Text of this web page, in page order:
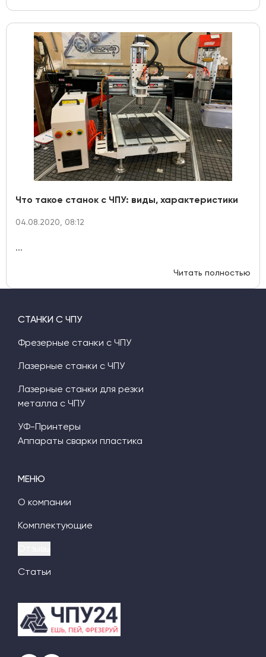
Что такое станок с ЧПУ: виды, характеристики
04.08.2020, 08:12
...
Читать полностью
МЕНЮ
О компании
Комплектующие
Статьи
СТАНКИ С ЧПУ
Фрезерные станки с ЧПУ
Лазерные станки с ЧПУ
Лазерные станки для резки
металла с ЧПУ
УФ-Принтеры
Аппараты сварки пластика